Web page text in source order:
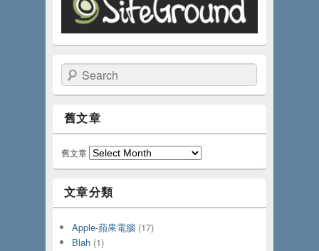
Search
舊文章
舊文章
文章分類
Apple-蘋果電腦(17)
Blah(1)